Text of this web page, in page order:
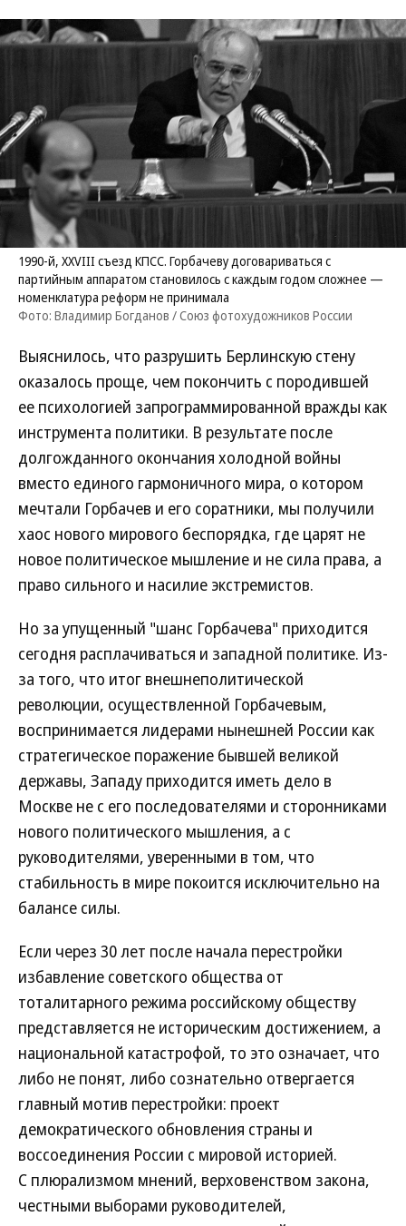
1990-й, ХХVIII съезд КПСС. Горбачеву договариваться с
партийным аппаратом становилось с каждым годом сложнее —
номенклатура реформ не принимала
Фото: Владимир Богданов / Союз фотохудожников России
Выяснилось, что разрушить Берлинскую стену
оказалось проще, чем покончить с породившей
ее психологией запрограммированной вражды как
инструмента политики. В результате после
долгожданного окончания холодной войны
вместо единого гармоничного мира, о котором
мечтали Горбачев и его соратники, мы получили
хаос нового мирового беспорядка, где царят не
новое политическое мышление и не сила права, а
право сильного и насилие экстремистов.
Но за упущенный "шанс Горбачева" приходится
сегодня расплачиваться и западной политике. Из-
за того, что итог внешнеполитической
революции, осуществленной Горбачевым,
воспринимается лидерами нынешней России как
стратегическое поражение бывшей великой
державы, Западу приходится иметь дело в
Москве не с его последователями и сторонниками
нового политического мышления, а с
руководителями, уверенными в том, что
стабильность в мире покоится исключительно на
балансе силы.
Если через 30 лет после начала перестройки
избавление советского общества от
тоталитарного режима российскому обществу
представляется не историческим достижением, а
национальной катастрофой, то это означает, что
либо не понят, либо сознательно отвергается
главный мотив перестройки: проект
демократического обновления страны и
воссоединения России с мировой историей.
С плюрализмом мнений, верховенством закона,
честными выборами руководителей,